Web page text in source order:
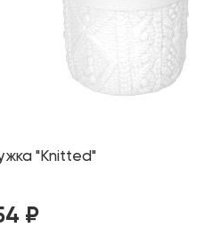
"Knitted"
₽